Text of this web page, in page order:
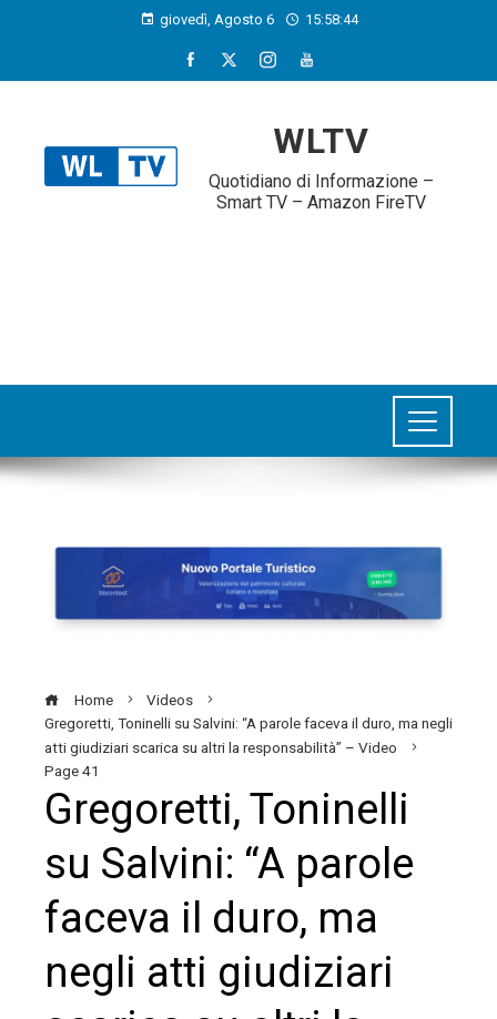
giovedì, Agosto 6 15:58:45
WLTV
Quotidiano di Informazione –
Smart TV – Amazon FireTV
Home
Videos
Gregoretti, Toninelli su Salvini: “A parole faceva il duro, ma negli
atti giudiziari scarica su altri la responsabilità” – Video
Page 41
Gregoretti, Toninelli
su Salvini: “A parole
faceva il duro, ma
negli atti giudiziari